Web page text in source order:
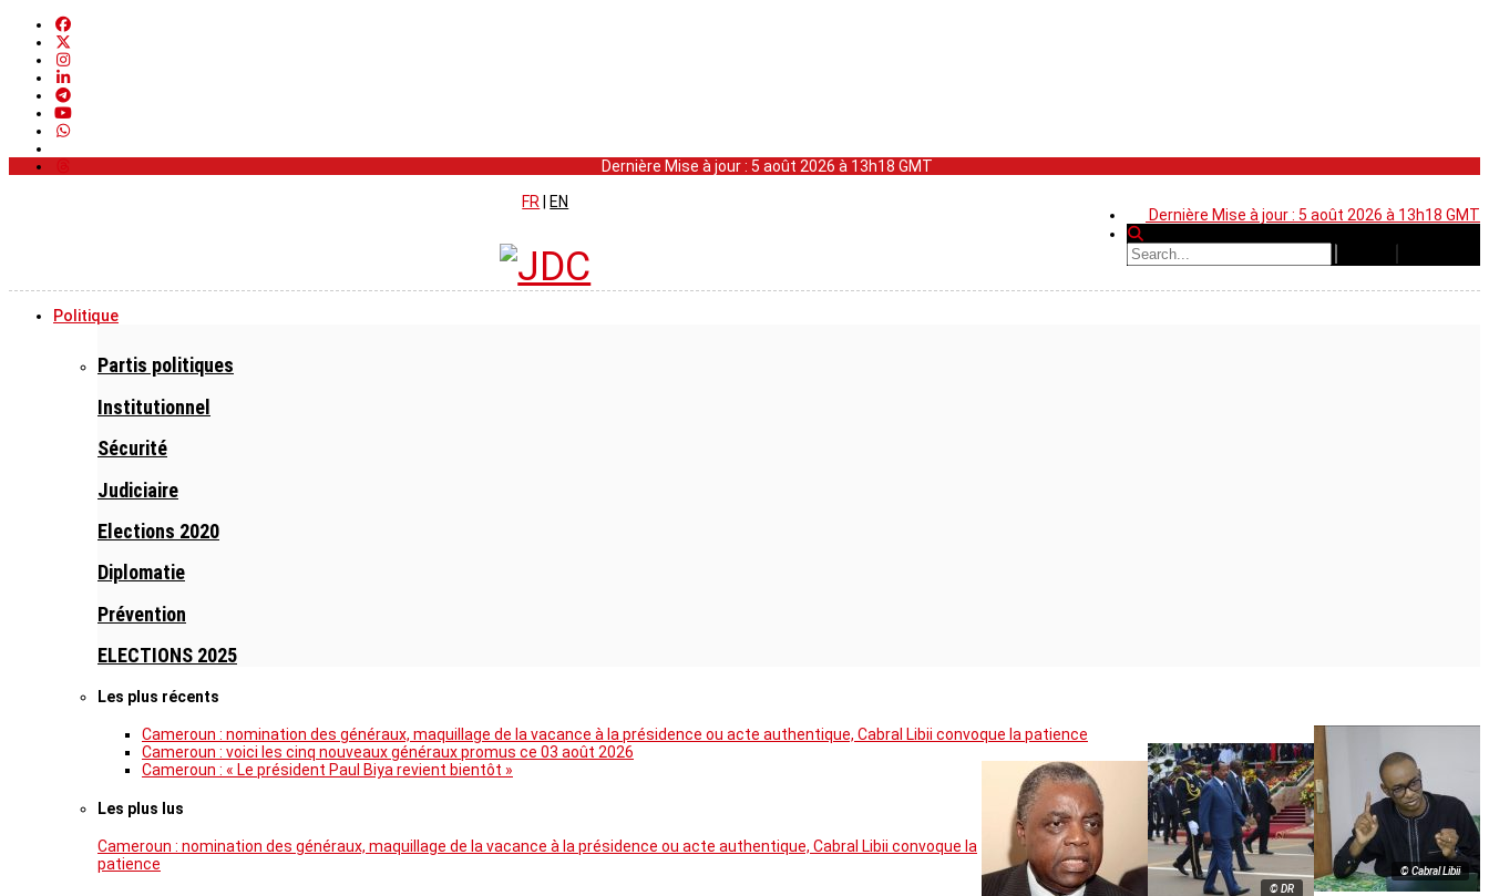
Dernière Mise à jour : 5 août 2026 à 13h18 GMT
Dernière Mise à jour : 5 août 2026 à 13h18 GMT
FR
EN
Politique
Partis politiques
Institutionnel
Sécurité
Judiciaire
Elections 2020
Diplomatie
Prévention
ELECTIONS 2025
Les plus récents
© Cabral Libii
Cameroun : nomination des généraux, maquillage de la vacance à la présidence ou acte authentique, Cabral Libii convoque la patience
© DR
Cameroun : voici les cinq nouveaux généraux promus ce 03 août 2026
Cameroun : « Le président Paul Biya revient bientôt »
Les plus lus
Cameroun : nomination des généraux, maquillage de la vacance à la présidence ou acte authentique, Cabral Libii convoque la
patience